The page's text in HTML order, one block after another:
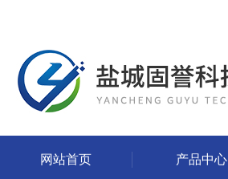
网站首页 产品中心